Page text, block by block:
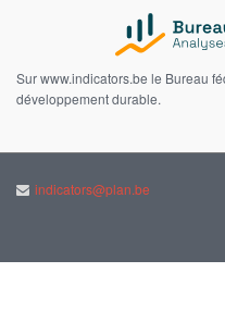
Sur www.indicators.be le Bureau
développement durable.
indicators@plan.be